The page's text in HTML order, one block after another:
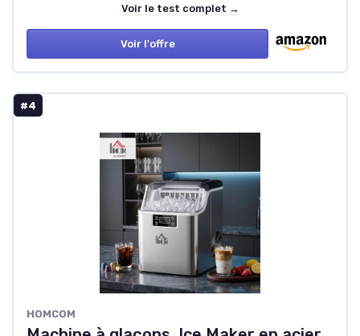
Voir le test complet →
Voir l'offre
#4
HOMCOM